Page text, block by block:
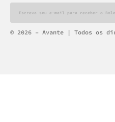
Alternative:
© 2026 – Avante | Todos os